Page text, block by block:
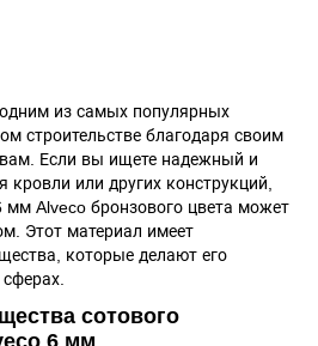
из самых популярных
строительстве благодаря своим
Если вы ищете надежный и
кровли или других конструкций,
Alveco бронзового цвета может
Этот материал имеет
которые делают его
сотового
6 мм